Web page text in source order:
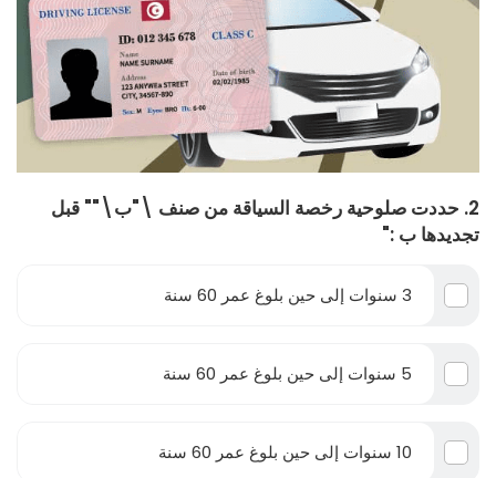
2. حددت صلوحية رخصة السياقة من صنف \"ب\"" قبل
تجديدها ب :"
3 سنوات إلى حين بلوغ عمر 60 سنة
5 سنوات إلى حين بلوغ عمر 60 سنة
10 سنوات إلى حين بلوغ عمر 60 سنة